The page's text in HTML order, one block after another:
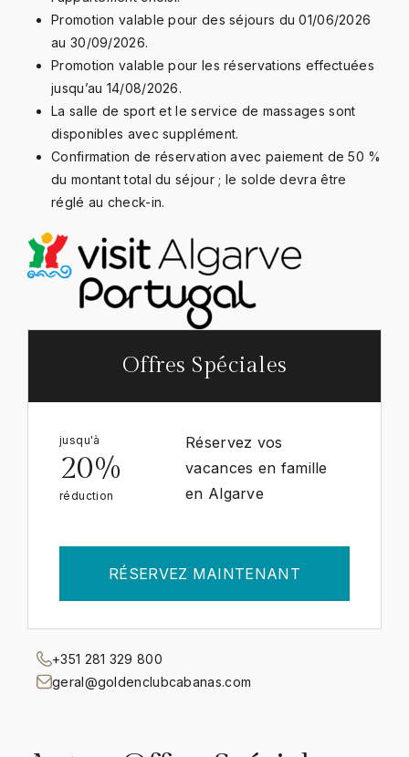
Promotion valable pour des séjours du 01/06/2026
au 30/09/2026.
Promotion valable pour les réservations effectuées
jusqu’au 14/08/2026.
La salle de sport et le service de massages sont
disponibles avec supplément.
Confirmation de réservation avec paiement de 50 %
du montant total du séjour ; le solde devra être
réglé au check-in.
Offres Spéciales
jusqu'à
20%
réduction
Réservez vos
vacances en famille
en Algarve
RÉSERVEZ MAINTENANT
+351 281 329 800
geral@goldenclubcabanas.com